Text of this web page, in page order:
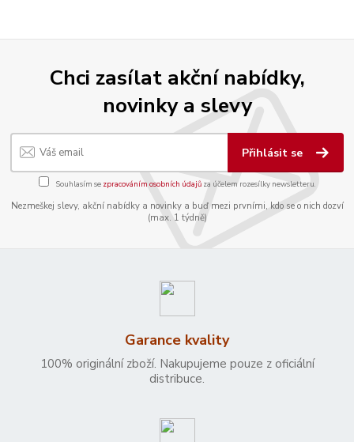
Chci zasílat akční nabídky,
novinky a slevy
Přihlásit se
Souhlasím se zpracováním osobních údajůza účelem rozesílky newsletteru.
Nezmeškej slevy, akční nabídky a novinky a buď mezi prvními, kdo se o nich dozví
(max. 1 týdně)
Garance kvality
100% originální zboží. Nakupujeme pouze z oficiální
distribuce.